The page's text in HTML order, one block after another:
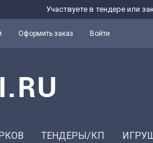
Участвуете в тендере или
Оформить заказ Войти
ТЕНДЕРЫ/КП